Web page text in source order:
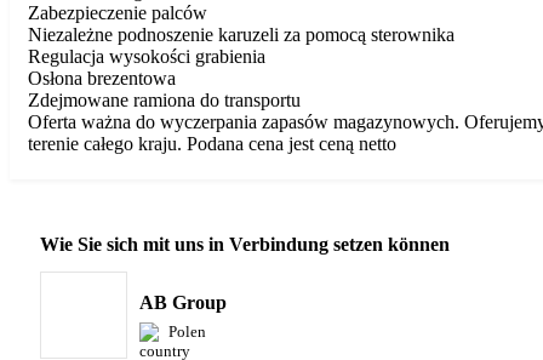
Zabezpieczenie palców
Niezależne podnoszenie karuzeli za pomocą sterownika
Regulacja wysokości grabienia
Osłona brezentowa
Zdejmowane ramiona do transportu
Oferta ważna do wyczerpania zapasów magazynowych.
terenie całego kraju. Podana cena jest ceną netto
Wie Sie sich mit uns in Verbindung setzen können
AB Group
Polen